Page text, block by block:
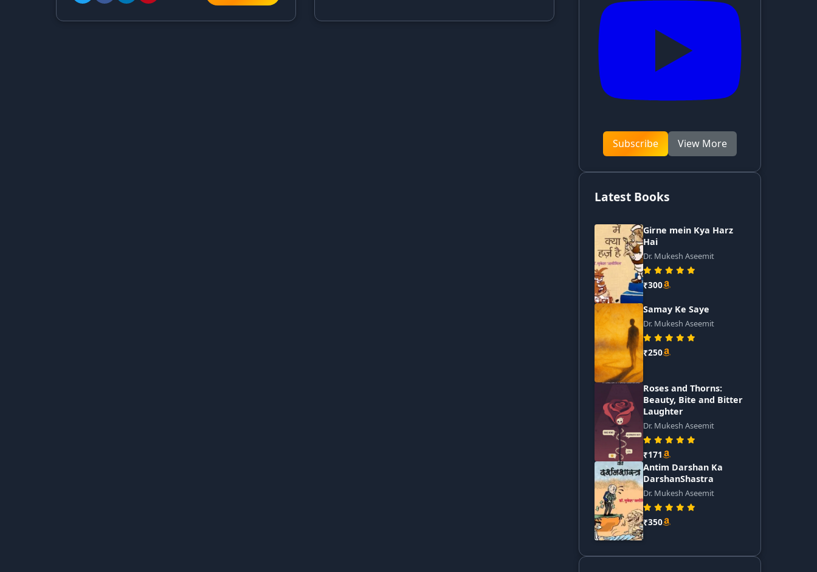
Subscribe View More
Latest Books
Girne mein Kya Harz
Hai
Dr. Mukesh Aseemit
₹300
Samay Ke Saye
Dr. Mukesh Aseemit
₹250
Roses and Thorns:
Beauty, Bite and Bitter
Laughter
Dr. Mukesh Aseemit
₹171
Antim Darshan Ka
DarshanShastra
Dr. Mukesh Aseemit
₹350